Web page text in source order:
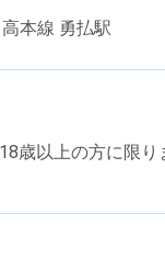
本線 勇払駅
歳以上の方に限り